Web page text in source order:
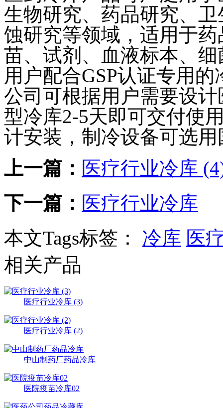
生物研究、药品研究、
蚀研究等领域，适用于
苗、试剂、血液标本、
用户配合GSP认证专用的
公司可根据用户需要设
型冷库2-5天即可交付使
计安装，制冷设备可选
上一篇： 医疗行业冷库
下一篇： 医疗行业冷库
本文Tags标签：
冷库 医
相关产品
医疗行业冷库 (3)
医疗行业冷库 (2)
中山制药厂药品冷库
医院疫苗冷库02